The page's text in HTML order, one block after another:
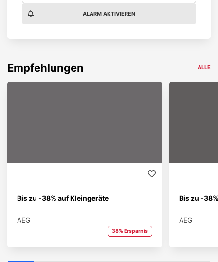
ALARM AKTIVIEREN
Empfehlungen ALLE
Bis zu -38% auf Kleingeräte
AEG
38% Ersparnis
Bis zu -
AEG